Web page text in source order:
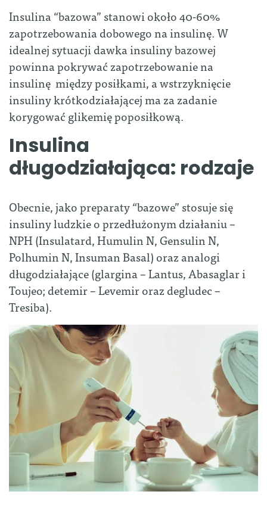
Insulina “bazowa” stanowi około 40-60%
zapotrzebowania dobowego na insulinę. W
idealnej sytuacji dawka insuliny bazowej
powinna pokrywać zapotrzebowanie na
insulinę między posiłkami, a wstrzyknięcie
insuliny krótkodziałającej ma za zadanie
korygować glikemię poposiłkową.
Insulina
długodziałająca: rodzaje
Obecnie, jako preparaty “bazowe” stosuje się
insuliny ludzkie o przedłużonym działaniu –
NPH (Insulatard, Humulin N, Gensulin N,
Polhumin N, Insuman Basal) oraz analogi
długodziałające (glargina – Lantus, Abasaglar i
Toujeo; detemir – Levemir oraz degludec –
Tresiba).